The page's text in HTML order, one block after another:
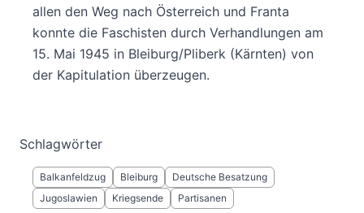
allen den Weg nach Österreich und Franta
konnte die Faschisten durch Verhandlungen am
15. Mai 1945 in Bleiburg/Pliberk (Kärnten) von
der Kapitulation überzeugen.
Schlagwörter
Balkanfeldzug Bleiburg
Deutsche Besatzung
Jugoslawien
Kriegsende Partisanen